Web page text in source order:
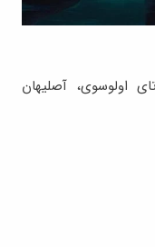
اولوسوی، آصلیهان